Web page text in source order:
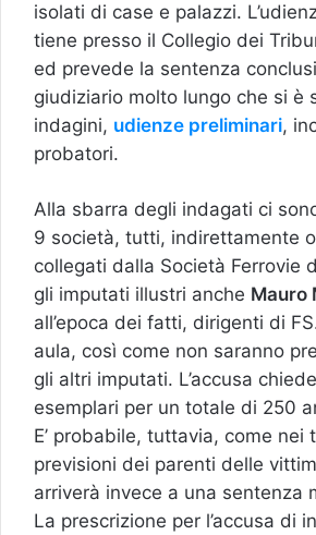
isolati di case e palazzi.
tiene presso il Collegio dei
ed prevede la sentenza
giudiziario molto lungo che si è
indagini, udienze preliminari,
probatori.
Alla sbarra degli indagati ci
9 società, tutti, indirettamente
collegati dalla Società Ferrovie
gli imputati illustri anche Mauro
all’epoca dei fatti, dirigenti di
aula, così come non saranno
gli altri imputati. L’accusa
esemplari per un totale di 250
E’ probabile, tuttavia, come nei
previsioni dei parenti delle
arriverà invece a una sentenza
La prescrizione per l’accusa di